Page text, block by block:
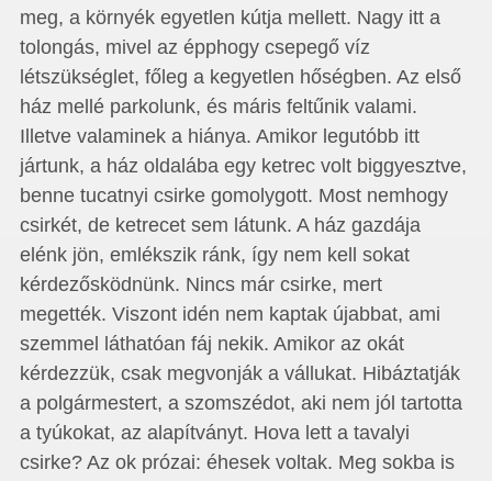
meg, a környék egyetlen kútja mellett. Nagy itt a
tolongás, mivel az épphogy csepegő víz
létszükséglet, főleg a kegyetlen hőségben. Az első
ház mellé parkolunk, és máris feltűnik valami.
Illetve valaminek a hiánya. Amikor legutóbb itt
jártunk, a ház oldalába egy ketrec volt biggyesztve,
benne tucatnyi csirke gomolygott. Most nemhogy
csirkét, de ketrecet sem látunk. A ház gazdája
elénk jön, emlékszik ránk, így nem kell sokat
kérdezősködnünk. Nincs már csirke, mert
megették. Viszont idén nem kaptak újabbat, ami
szemmel láthatóan fáj nekik. Amikor az okát
kérdezzük, csak megvonják a vállukat. Hibáztatják
a polgármestert, a szomszédot, aki nem jól tartotta
a tyúkokat, az alapítványt. Hova lett a tavalyi
csirke? Az ok prózai: éhesek voltak. Meg sokba is